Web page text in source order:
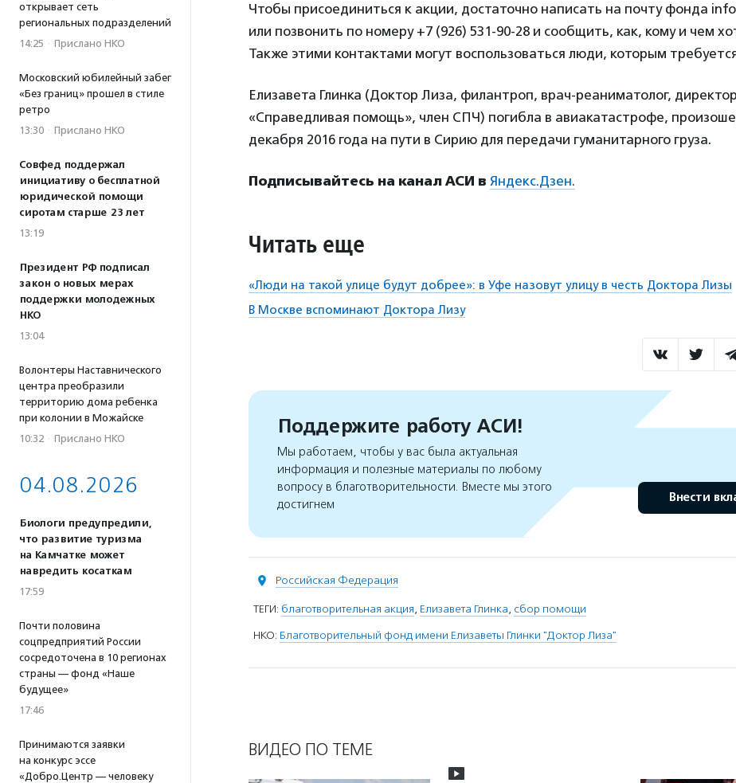
открывает сеть
региональных подразделений
14:25 · Прислано НКО
Московский юбилейный забег
«Без границ» прошел в стиле
ретро
13:30 · Прислано НКО
Совфед поддержал
инициативу о бесплатной
юридической помощи
сиротам старше 23 лет
13:19
Президент РФ подписал
закон о новых мерах
поддержки молодежных
НКО
13:04
Волонтеры Наставнического
центра преобразили
территорию дома ребенка
при колонии в Можайске
10:32 · Прислано НКО
04.08.2026
Биологи предупредили,
что развитие туризма
на Камчатке может
навредить косаткам
17:59
Почти половина
соцпредприятий России
сосредоточена в 10 регионах
страны — фонд «Наше
будущее»
17:46
Принимаются заявки
на конкурс эссе
«Добро.Центр — человеку
Чтобы присоединиться к акции, достаточно написать на почту фонда
или позвонить по номеру +7 (926) 531-90-28 и сообщить, как, кому и чем
Также этими контактами могут воспользоваться люди, которым
Елизавета Глинка (Доктор Лиза, филантроп, врач-реаниматолог,
«Справедливая помощь», член СПЧ) погибла в авиакатастрофе,
декабря 2016 года на пути в Сирию для передачи гуманитарного груза.
Подписывайтесь на канал АСИ в Яндекс.Дзен.
Читать еще
«Люди на такой улице будут добрее»: в Уфе назовут улицу в честь Доктора Лизы
В Москве вспоминают Доктора Лизу
Поддержите работу АСИ!
Мы работаем, чтобы у вас была актуальная
информация и полезные материалы по любому
вопросу в благотворительности. Вместе мы этого
достигнем
Внести
Российская Федерация
ТЕГИ: благотворительная акция, Елизавета Глинка, сбор помощи
НКО: Благотворительный фонд имени Елизаветы Глинки "Доктор Лиза"
ВИДЕО ПО ТЕМЕ